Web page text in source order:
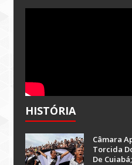
HISTÓRIA
Câmara
Torcida
De